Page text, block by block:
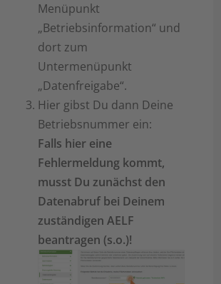
Menüpunkt
„Betriebsinformation“ und
dort zum
Untermenüpunkt
„Datenfreigabe“.
Hier gibst Du dann Deine
Betriebsnummer ein:
Falls hier eine
Fehlermeldung kommt,
musst Du zunächst den
Datenabruf bei Deinem
zuständigen AELF
beantragen (s.o.)!